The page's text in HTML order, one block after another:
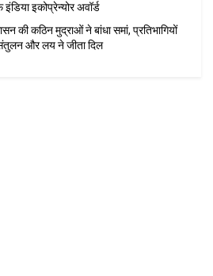
इकोप्रेन्योर अवॉर्ड
की कठिन मुद्राओं ने बांधा समां, प्रतिभागियों
और लय ने जीता दिल